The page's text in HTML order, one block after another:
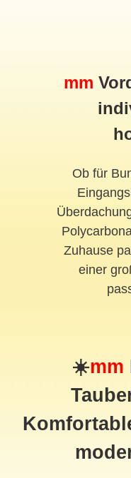
mm
Ob für
Zuhause
einer
☀️mm